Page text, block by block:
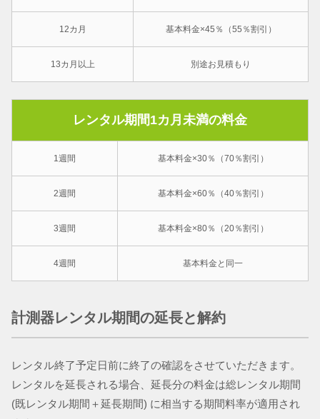
12カ月 基本料金×45％（55％割引）
13カ月以上 別途お見積もり
レンタル期間1カ月未満の料金
1週間 基本料金×30％（70％割引）
2週間 基本料金×60％（40％割引）
3週間 基本料金×80％（20％割引）
4週間 基本料金と同一
計測器レンタル期間の延長と解約
レンタル終了予定日前に終了の確認をさせていただきます。
レンタルを延長される場合、延長分の料金は総レンタル期間
(既レンタル期間＋延長期間) に相当する期間料率が適用され